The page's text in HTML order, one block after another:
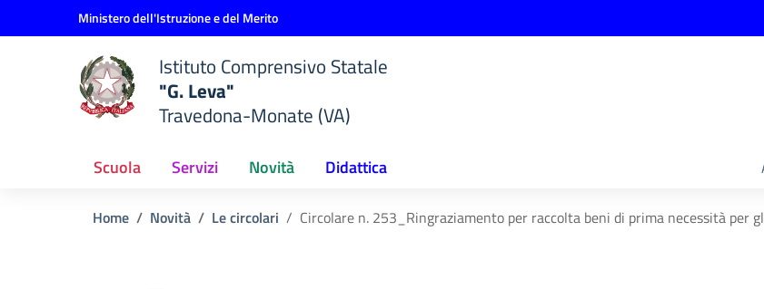
Vai ai contenuti
Vai al menu di navigazioneMinistero dell'Istruzione e del Merito
Istituto Comprensivo Statale
"G. Leva"
Travedona-Monate (VA)
Scuola Servizi Novità Didattica
Home Novità Le circolari Circolare n. 253_Ringraziamento per raccolta beni di prima necessità per